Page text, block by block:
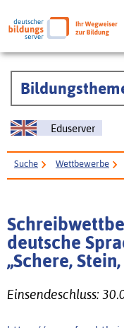
Eduserver
Suche Wettbewerbe
deutsche
„Schere,
Einsendeschluss: